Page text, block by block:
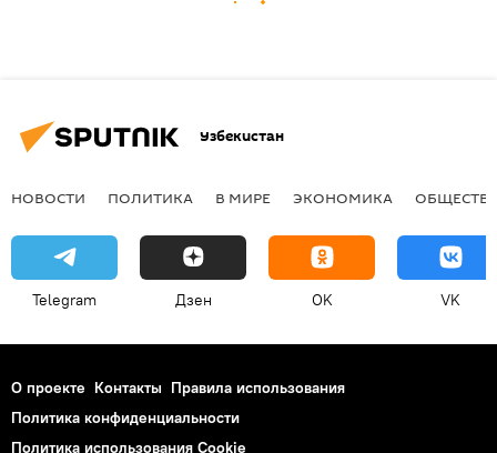
Узбекистан
НОВОСТИ ПОЛИТИКА В МИРЕ ЭКОНОМИКА
Telegram Дзен OK VK
О проекте Контакты Правила использования
Политика конфиденциальности
Политика использования Cookie